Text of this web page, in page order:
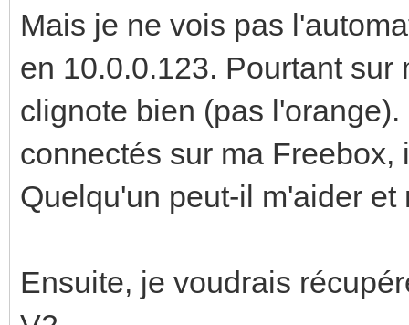
Mais je ne vois pas
en 10.0.0.123. Pourtant
clignote bien (pas
connectés sur ma Freebox,
Quelqu'un peut-il m'aider
Ensuite, je voudrais